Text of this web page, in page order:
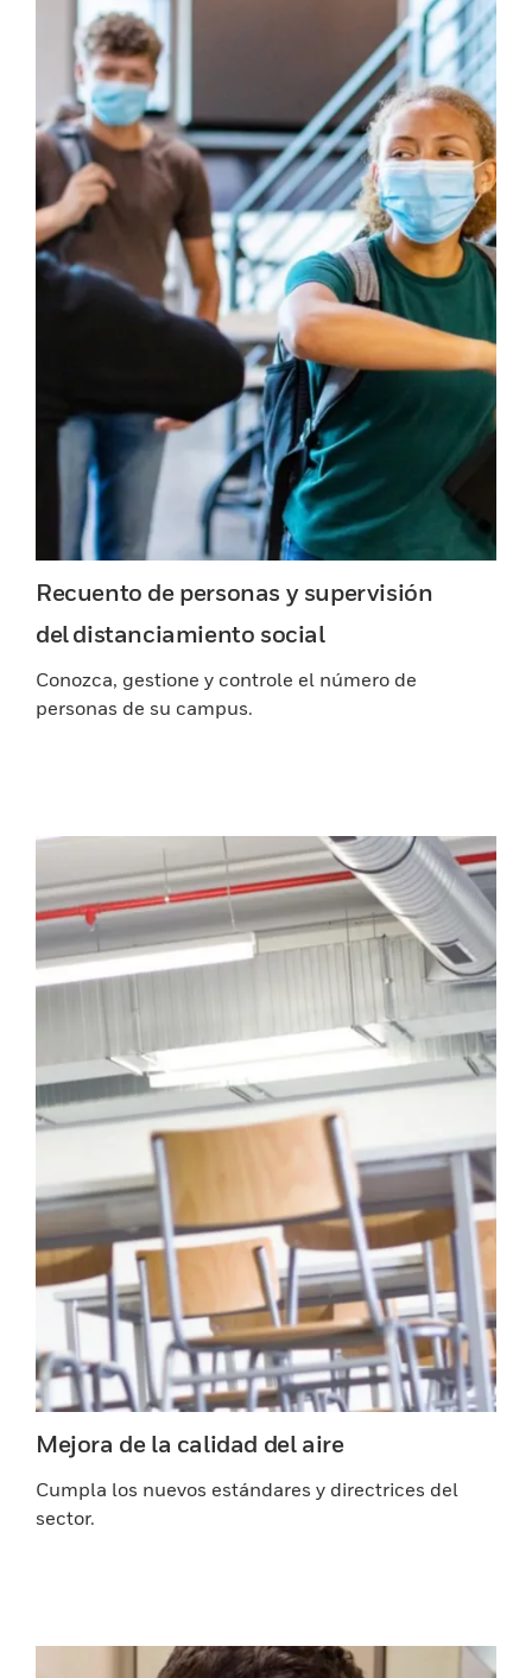
Recuento de personas y supervisión
del distanciamiento social
Conozca, gestione y controle el número de
personas de su campus.
Mejora de la calidad del aire
Cumpla los nuevos estándares y directrices del
sector.